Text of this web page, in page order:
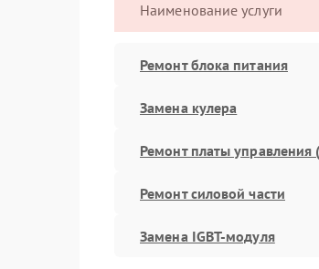
Наименование услуги
Ремонт блока питания
Замена кулера
Ремонт платы управления
Ремонт силовой части
Замена IGBT-модуля